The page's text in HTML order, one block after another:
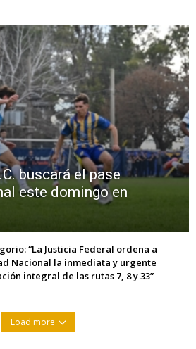
buscará el pase
este domingo en
“La Justicia Federal ordena a
Nacional la inmediata y urgente
integral de las rutas 7, 8 y 33”
Load more